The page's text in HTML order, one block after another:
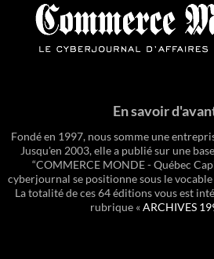
En savoir
Fondé en 1997, nous somme une
Jusqu'en 2003, elle a publié sur une
“COMMERCE MONDE - Québec
cyberjournal se positionne sous le
La totalité de ces 64 éditions vous est
rubrique «ARCHIVES